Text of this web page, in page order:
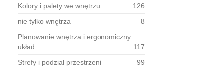
Kolory i palety we wnętrzu
126
nie tylko wnętrza
8
Planowanie wnętrza i ergonomiczny
układ
117
Strefy i podział przestrzeni
99